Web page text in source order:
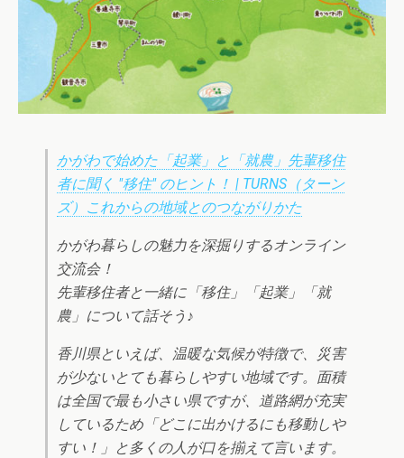
かがわで始めた「起業」と「就農」先輩移住
者に聞く "移住" のヒント！ | TURNS（ターン
ズ）これからの地域とのつながりかた
かがわ暮らしの魅力を深掘りするオンライン
交流会！
先輩移住者と一緒に「移住」「起業」「就
農」について話そう♪
香川県といえば、温暖な気候が特徴で、災害
が少ないとても暮らしやすい地域です。面積
は全国で最も小さい県ですが、道路網が充実
しているため「どこに出かけるにも移動しや
すい！」と多くの人が口を揃えて言います。